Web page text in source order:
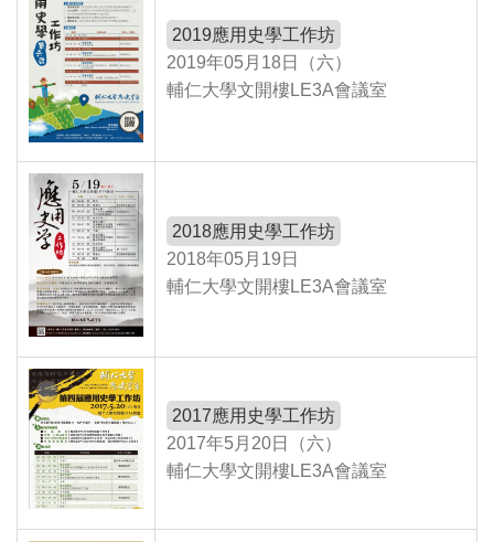
2019應用史學工作坊
2019年05月18日（六）
輔仁大學文開樓LE3A會議室
2018應用史學工作坊
2018年05月19日
輔仁大學文開樓LE3A會議室
2017應用史學工作坊
2017年5月20日（六）
輔仁大學文開樓LE3A會議室